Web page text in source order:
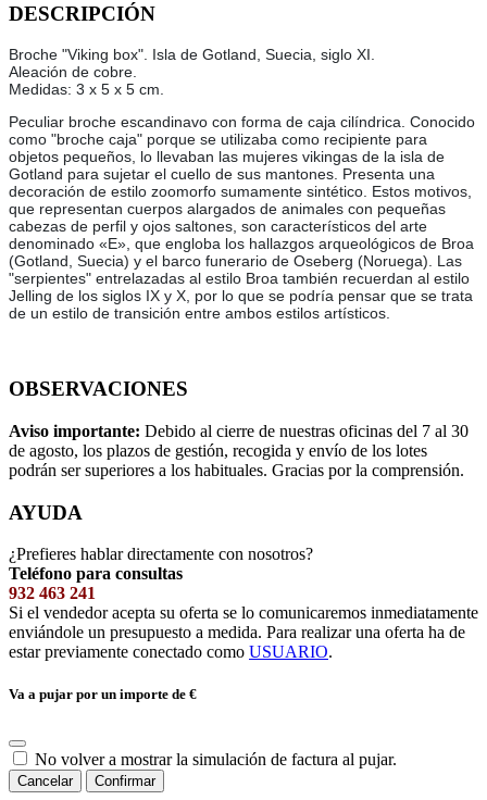
DESCRIPCIÓN
Broche "Viking box". Isla de Gotland, Suecia, siglo XI.
Aleación de cobre.
Medidas: 3 x 5 x 5 cm.
Peculiar broche escandinavo con forma de caja cilíndrica. Conocido
como "broche caja" porque se utilizaba como recipiente para
objetos pequeños, lo llevaban las mujeres vikingas de la isla de
Gotland para sujetar el cuello de sus mantones. Presenta una
decoración de estilo zoomorfo sumamente sintético. Estos motivos,
que representan cuerpos alargados de animales con pequeñas
cabezas de perfil y ojos saltones, son característicos del arte
denominado «E», que engloba los hallazgos arqueológicos de Broa
(Gotland, Suecia) y el barco funerario de Oseberg (Noruega). Las
"serpientes" entrelazadas al estilo Broa también recuerdan al estilo
Jelling de los siglos IX y X, por lo que se podría pensar que se trata
de un estilo de transición entre ambos estilos artísticos.
OBSERVACIONES
Aviso importante: Debido al cierre de nuestras oficinas del 7 al 30
de agosto, los plazos de gestión, recogida y envío de los lotes
podrán ser superiores a los habituales. Gracias por la comprensión.
AYUDA
¿Prefieres hablar directamente con nosotros?
Teléfono para consultas
932 463 241
Si el vendedor acepta su oferta se lo comunicaremos inmediatamente
enviándole un presupuesto a medida. Para realizar una oferta ha de
estar previamente conectado como USUARIO.
Va a pujar por un importe de €
No volver a mostrar la simulación de factura al pujar.
Cancelar Confirmar